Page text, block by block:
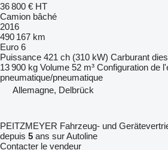
36 800 € HT
Camion bâché
2016
490 167 km
Euro 6
Puissance 421 ch (310 kW) Carburant
13 900 kg Volume 52 m³ Configuration de
pneumatique/pneumatique
Allemagne, Delbrück
PEITZMEYER Fahrzeug- und
depuis 5 ans sur Autoline
Contacter le vendeur